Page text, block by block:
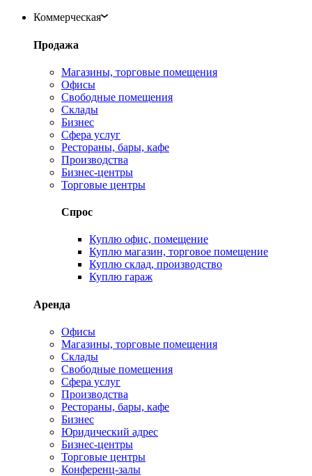
Коммерческая
Продажа
Магазины, торговые помещения
Офисы
Свободные помещения
Склады
Бизнес
Сфера услуг
Рестораны, бары, кафе
Производства
Бизнес-центры
Торговые центры
Спрос
Куплю офис, помещение
Куплю магазин, торговое помещение
Куплю склад, производство
Куплю гараж
Аренда
Офисы
Магазины, торговые помещения
Склады
Свободные помещения
Сфера услуг
Производства
Рестораны, бары, кафе
Бизнес
Юридический адрес
Бизнес-центры
Торговые центры
Конференц-залы